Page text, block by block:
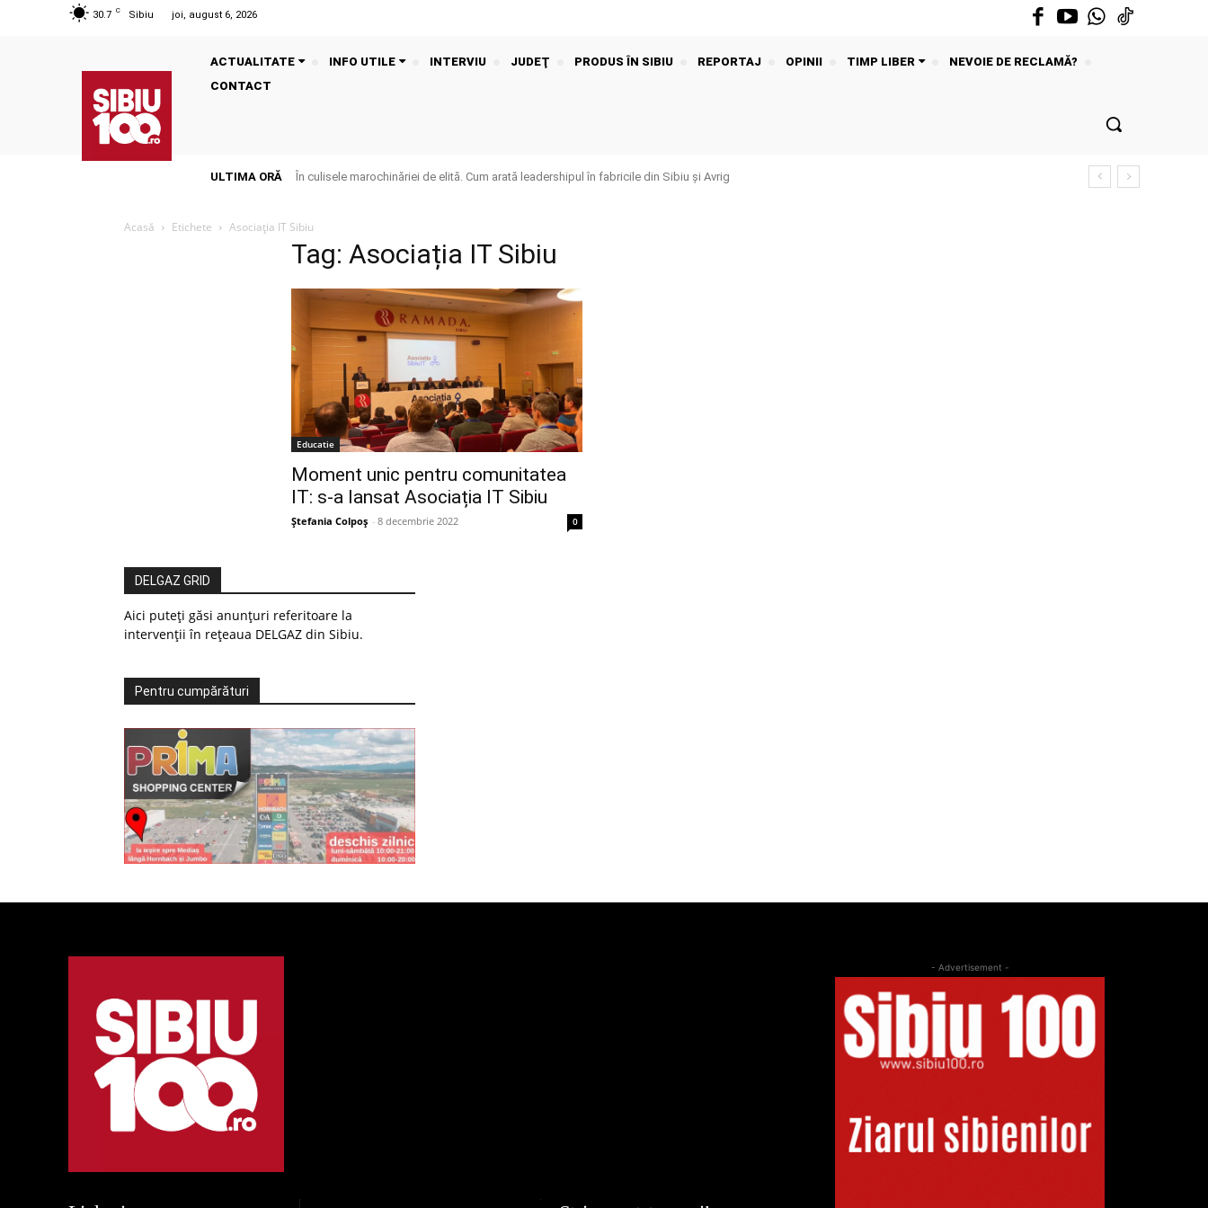
30.7 C Sibiu joi, august 6, 2026
ACTUALITATE INFO UTILE INTERVIU JUDEŢ PRODUS ÎN SIBIU REPORTAJ OPINII TIMP LIBER
NEVOIE DE RECLAMĂ?
CONTACT
ULTIMA ORĂ În culisele marochinăriei de elită. Cum arată leadershipul în fabricile din Sibiu și Avrig
Acasă Etichete Asociația IT Sibiu
Tag: Asociația IT Sibiu
Educatie
Moment unic pentru comunitatea
IT: s-a lansat Asociația IT Sibiu
Ștefania Colpoș - 8 decembrie 2022 0
DELGAZ GRID
Aici puteți găsi anunțuri referitoare la
intervenții în rețeaua DELGAZ din Sibiu.
Pentru cumpărături
- Advertisement -